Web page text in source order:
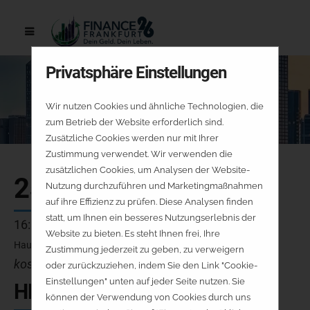
25.09.
16:30 - 16:55 Uhr
Hauptbühne
kostenfrei - keine Platzreservierung
HB-V14-FR
Privatsphäre Einstellungen
Wir nutzen Cookies und ähnliche Technologien, die
zum Betrieb der Website erforderlich sind.
Zusätzliche Cookies werden nur mit Ihrer
Zustimmung verwendet. Wir verwenden die
zusätzlichen Cookies, um Analysen der Website-
Nutzung durchzuführen und Marketingmaßnahmen
auf ihre Effizienz zu prüfen. Diese Analysen finden
statt, um Ihnen ein besseres Nutzungserlebnis der
Website zu bieten. Es steht Ihnen frei, Ihre
Zustimmung jederzeit zu geben, zu verweigern
oder zurückzuziehen, indem Sie den Link "Cookie-
Einstellungen" unten auf jeder Seite nutzen. Sie
können der Verwendung von Cookies durch uns